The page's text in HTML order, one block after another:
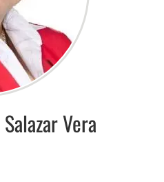
Salazar Vera